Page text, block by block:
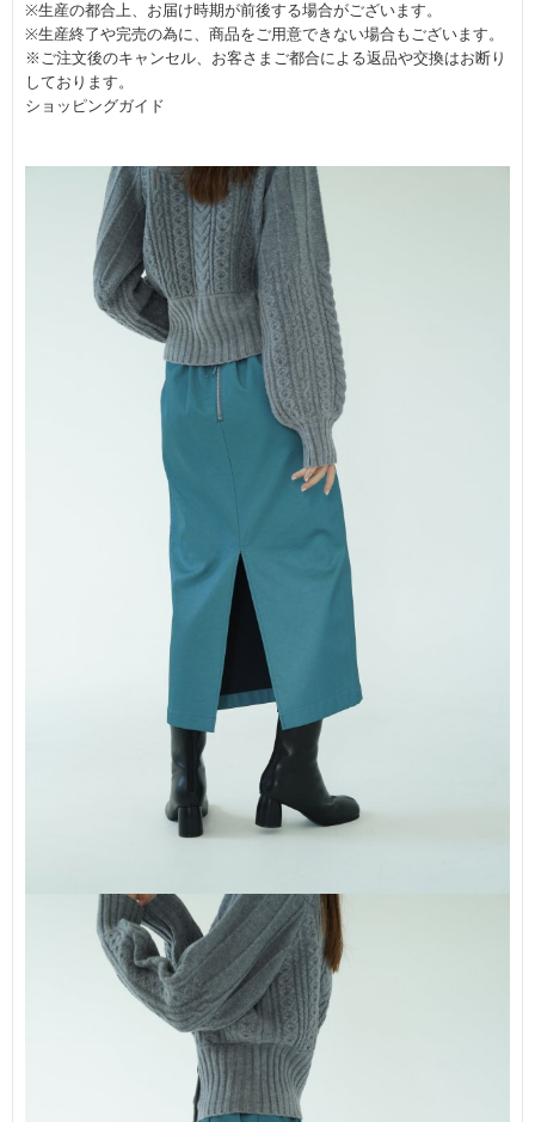
※生産の都合上、お届け時期が前後する場合がございます。
※生産終了や完売の為に、商品をご用意できない場合もございます。
※ご注文後のキャンセル、お客さまご都合による返品や交換はお断り
しております。
ショッピングガイド